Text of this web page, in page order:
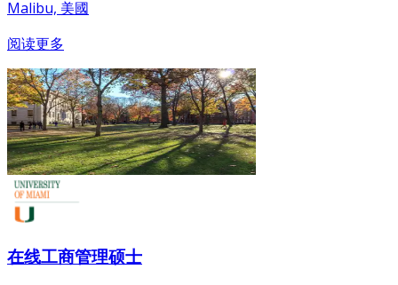
Malibu, 美國
阅读更多
在线工商管理硕士